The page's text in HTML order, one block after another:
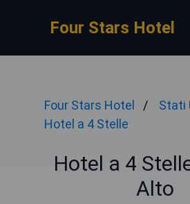
Four Stars Hotel
Four Stars Hotel
Stati
Hotel a 4 Stelle
Hotel a 4
Alto